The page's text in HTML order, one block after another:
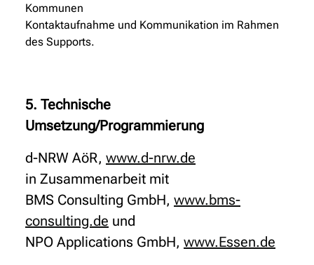
Kommunen
Kontaktaufnahme und Kommunikation im Rahmen
des Supports.
5. Technische
Umsetzung/Programmierung
d-NRW AöR, www.d-nrw.de
in Zusammenarbeit mit
BMS Consulting GmbH, www.bms-
consulting.de und
NPO Applications GmbH, www.Essen.de